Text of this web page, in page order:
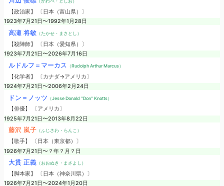
【政治家】 〔日本（富山県）〕
1923年7月21日〜1992年1月28日
高瀬 将敏（たかせ・まさとし）
【殺陣師】 〔日本（愛知県）〕
1923年7月21日〜2026年7月16日
ルドルフ＝マーカス （Rudolph Arthur Marcus）
【化学者】 〔カナダ→アメリカ〕
1924年7月21日〜2006年2月24日
ドン＝ノッツ （Jesse Donald “Don” Knotts）
【俳優】 〔アメリカ〕
1925年7月21日〜2013年8月22日
藤沢 嵐子（ふじさわ・らんこ）
【歌手】 〔日本（東京都）〕
1926年7月21日〜？年？月？日
大貫 正義（おおぬき・まさよし）
【脚本家】 〔日本（神奈川県）〕
1926年7月21日〜2024年1月20日